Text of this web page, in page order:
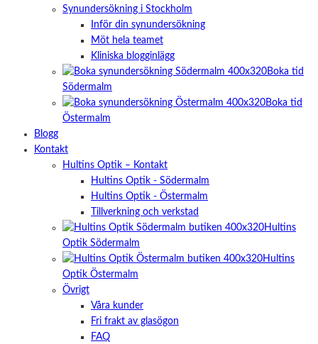
Synundersökning i Stockholm
Inför din synundersökning
Möt hela teamet
Kliniska blogginlägg
Boka tid
Södermalm
Boka tid
Östermalm
Blogg
Kontakt
Hultins Optik – Kontakt
Hultins Optik - Södermalm
Hultins Optik - Östermalm
Tillverkning och verkstad
Hultins
Optik Södermalm
Hultins
Optik Östermalm
Övrigt
Våra kunder
Fri frakt av glasögon
FAQ